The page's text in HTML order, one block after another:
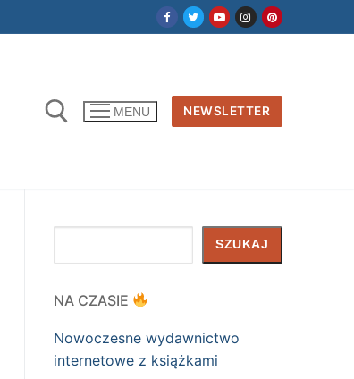
MENU NEWSLETTER
SZUKAJ
NA CZASIE
Nowoczesne wydawnictwo
internetowe z książkami